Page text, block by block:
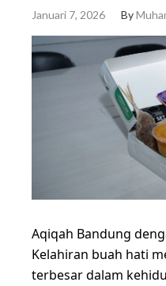
Januari 7, 2026 By
Aqiqah Bandung
Kelahiran buah hati
terbesar dalam